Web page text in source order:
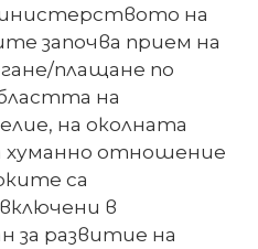
на
започва прием на
плащане по
на
на околната
хуманно отношение
са
в
за развитие на